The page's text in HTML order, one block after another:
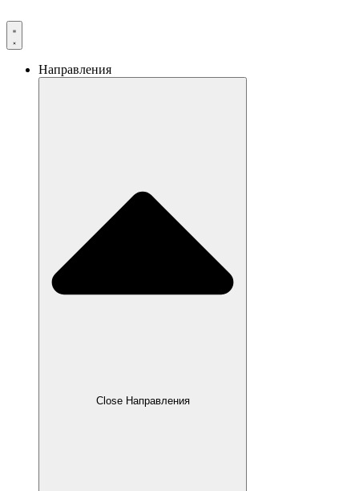
Направления
Close Направления